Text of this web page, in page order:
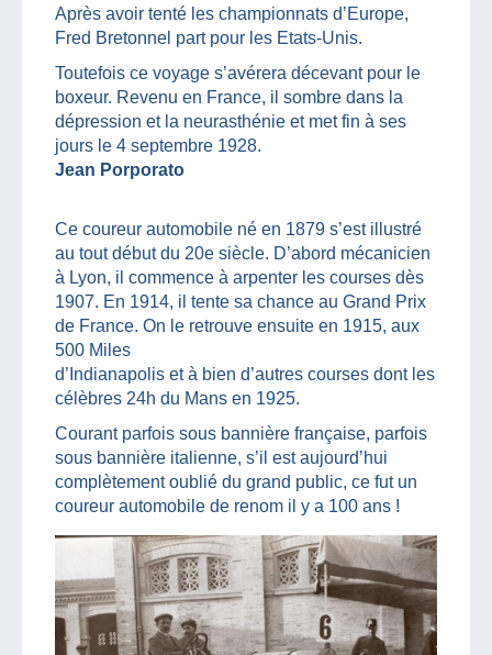
Après avoir tenté les championnats d’Europe,
Fred Bretonnel part pour les Etats-Unis.
Toutefois ce voyage s’avérera décevant pour le
boxeur. Revenu en France, il sombre dans la
dépression et la neurasthénie et met fin à ses
jours le 4 septembre 1928.
Jean Porporato
Ce coureur automobile né en 1879 s’est illustré
au tout début du 20e siècle. D’abord mécanicien
à Lyon, il commence à arpenter les courses dès
1907. En 1914, il tente sa chance au Grand Prix
de France. On le retrouve ensuite en 1915, aux
500 Miles
d’Indianapolis et à bien d’autres courses dont les
célèbres 24h du Mans en 1925.
Courant parfois sous bannière française, parfois
sous bannière italienne, s’il est aujourd’hui
complètement oublié du grand public, ce fut un
coureur automobile de renom il y a 100 ans !